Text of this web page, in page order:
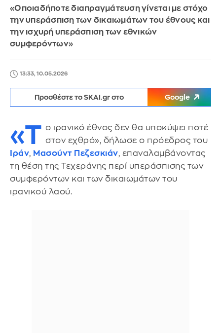
«Οποιαδήποτε διαπραγμάτευση γίνεται με στόχο
την υπεράσπιση των δικαιωμάτων του έθνους και
την ισχυρή υπεράσπιση των εθνικών
συμφερόντων»
13:33, 10.05.2026
Προσθέστε το SKAI.gr στο Google
«Τ ο ιρανικό έθνος δεν θα υποκύψει ποτέ
στον εχθρό», δήλωσε ο πρόεδρος του
Ιράν, Μασούντ Πεζεσκιάν, επαναλαμβάνοντας
τη θέση της Τεχεράνης περί υπεράσπισης των
συμφερόντων και των δικαιωμάτων του
ιρανικού λαού.